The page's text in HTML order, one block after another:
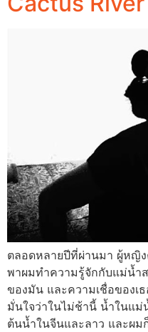
ตลอดหลายปีที่ผ่านมา ผู้หญิง
พาผมทำความรู้จักกับแม่น้ำ
ของมัน และความเชื่อของเ
มั่นใจว่าในไม่ช้านี้ น้ำในแม่
ต้นน้ำในจีนและลาว และผม